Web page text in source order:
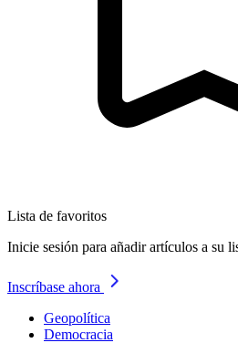
Lista de favoritos
Inicie sesión para añadir artículos a su
Inscríbase ahora
Geopolítica
Democracia